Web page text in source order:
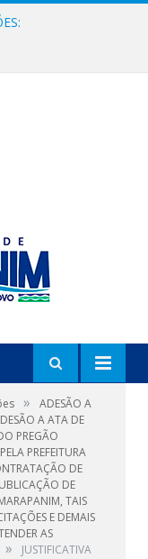
»
ADESÃO A
A ATA DE
PREGÃO
PREFEITURA
DE
DE
TAIS
E DEMAIS
AS
» JUSTIFICATIVA